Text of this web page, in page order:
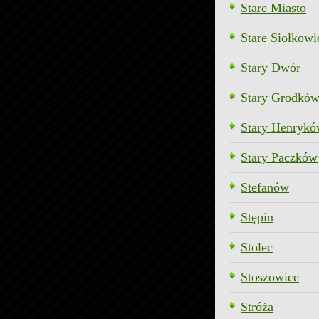
Stare Miasto
Stare
Stary Dwór
Stary Grodków
Stary
Stary Paczków
Stefanów
Stępin
Stolec
Stoszowice
Stróża